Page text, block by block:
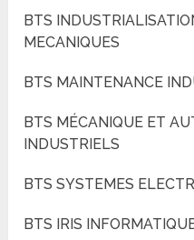
BTS
MECANIQUES
BTS MAINTENANCE
BTS MÉCANIQUE ET
INDUSTRIELS
BTS SYSTEMES
BTS IRIS